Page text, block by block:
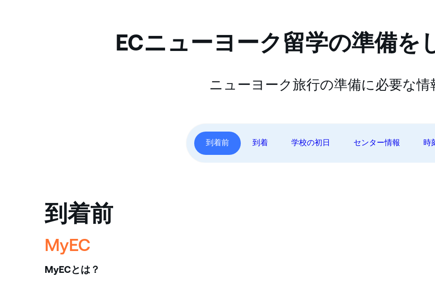
ECニューヨーク留学の準備を
ニューヨーク旅行の準備に必要な情
到着前 到着 学校の初日 センター情報 時
到着前
MyEC
MyECとは？